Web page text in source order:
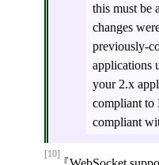
this must be
changes
previously-
applications
your 2.x
compliant to
compliant
[10]